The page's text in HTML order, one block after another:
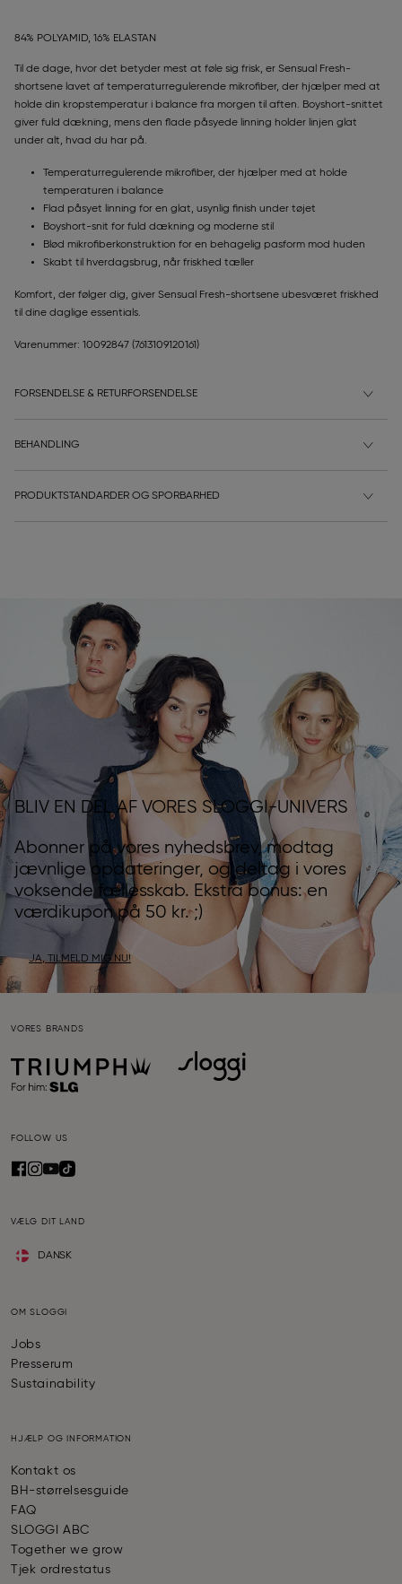
84% POLYAMID, 16% ELASTAN
Til de dage, hvor det betyder mest at føle sig frisk, er Sensual Fresh-
shortsene lavet af temperaturregulerende mikrofiber, der hjælper med at
holde din kropstemperatur i balance fra morgen til aften. Boyshort-snittet
giver fuld dækning, mens den flade påsyede linning holder linjen glat
under alt, hvad du har på.
Temperaturregulerende mikrofiber, der hjælper med at holde
temperaturen i balance
Flad påsyet linning for en glat, usynlig finish under tøjet
Boyshort-snit for fuld dækning og moderne stil
Blød mikrofiberkonstruktion for en behagelig pasform mod huden
Skabt til hverdagsbrug, når friskhed tæller
Komfort, der følger dig, giver Sensual Fresh-shortsene ubesværet friskhed
til dine daglige essentials.
Varenummer: 10092847 (7613109120161)
FORSENDELSE & RETURFORSENDELSE
BEHANDLING
PRODUKTSTANDARDER OG SPORBARHED
BLIV EN DEL AF VORES SLOGGI-UNIVERS
Abonner på vores nyhedsbrev, modtag
jævnlige opdateringer, og deltag i vores
voksende fællesskab. Ekstra bonus: en
værdikupon på 50 kr. ;)
JA, TILMELD MIG NU!
VORES BRANDS
FOLLOW US
VÆLG DIT LAND
DANSK
OM SLOGGI
Jobs
Presserum
Sustainability
HJÆLP OG INFORMATION
Kontakt os
BH-størrelsesguide
FAQ
SLOGGI ABC
Together we grow
Tjek ordrestatus